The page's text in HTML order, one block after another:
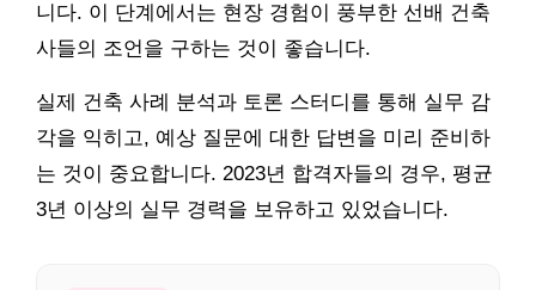
니다. 이 단계에서는 현장 경험이 풍부한 선배 건축
사들의 조언을 구하는 것이 좋습니다.
실제 건축 사례 분석과 토론 스터디를 통해 실무 감
각을 익히고, 예상 질문에 대한 답변을 미리 준비하
는 것이 중요합니다. 2023년 합격자들의 경우, 평균
3년 이상의 실무 경력을 보유하고 있었습니다.